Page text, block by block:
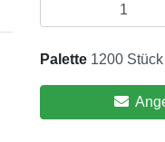
Palette 1200 Stück